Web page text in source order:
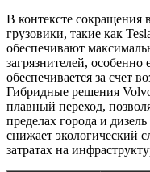
В контексте сокращения
грузовики, такие как
обеспечивают
загрязнителей, особенно
обеспечивается за счет
Гибридные решения
плавный переход,
пределах города и
снижает экологический
затратах на